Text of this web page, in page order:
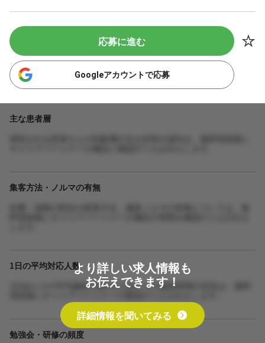
応募に進む
Googleアカウントで応募
主な患者層
集客方法・ノルマの有無
1日の平均対応人数
1日あたりの平均施術人数や1人あたりの施術時間の目安は、無料
勉強会・研修の頻度
より詳しい求人情報も
お伝えできます！
詳細情報を聞いてみる